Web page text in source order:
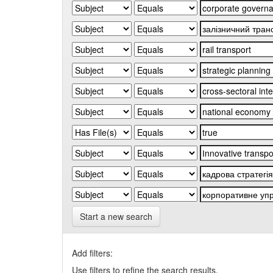
Start a new search
Add filters:
Use filters to refine the search results.